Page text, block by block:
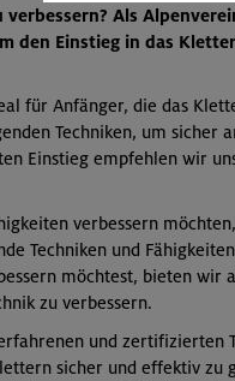
verbessern? Als
den Einstieg in das
für Anfänger, die das
Techniken, um sicher
Einstieg empfehlen wir
verbessern
Techniken und
möchtest, bieten wir
zu verbessern.
und
sicher und effektiv